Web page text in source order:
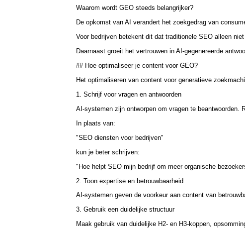
Waarom wordt GEO steeds belangrijker?
De opkomst van AI verandert het zoekgedrag van
Voor bedrijven betekent dit dat traditionele SEO alleen
Daarnaast groeit het vertrouwen in AI-gegenereerde
## Hoe optimaliseer je content voor GEO?
Het optimaliseren van content voor generatieve
1. Schrijf voor vragen en antwoorden
AI-systemen zijn ontworpen om vragen te beantwoorden.
In plaats van:
"SEO diensten voor bedrijven"
kun je beter schrijven:
"Hoe helpt SEO mijn bedrijf om meer organische
2. Toon expertise en betrouwbaarheid
AI-systemen geven de voorkeur aan content van
3. Gebruik een duidelijke structuur
Maak gebruik van duidelijke H2- en H3-koppen,